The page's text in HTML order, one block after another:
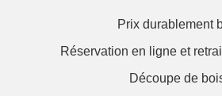
Prix durablement
Réservation en ligne et
Découpe de